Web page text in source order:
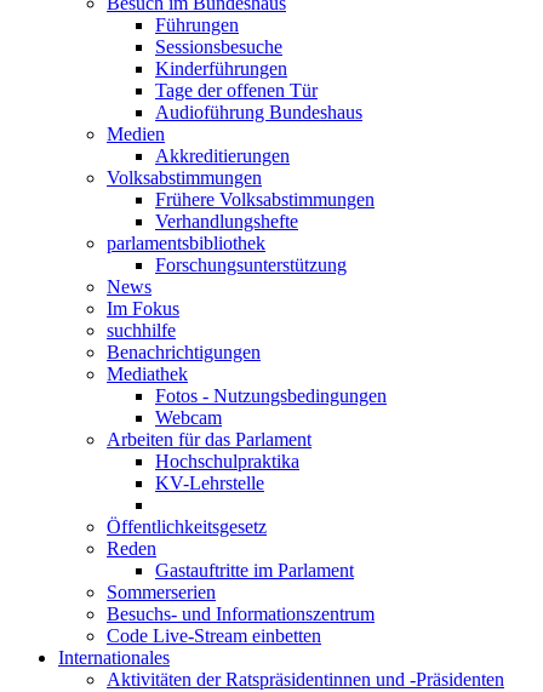
Führungen
Sessionsbesuche
Kinderführungen
Tage der offenen Tür
Audioführung Bundeshaus
Medien
Akkreditierungen
Volksabstimmungen
Frühere Volksabstimmungen
Verhandlungshefte
parlamentsbibliothek
Forschungsunterstützung
News
Im Fokus
suchhilfe
Benachrichtigungen
Mediathek
Fotos - Nutzungsbedingungen
Webcam
Arbeiten für das Parlament
Hochschulpraktika
KV-Lehrstelle
Öffentlichkeitsgesetz
Reden
Gastauftritte im Parlament
Sommerserien
Besuchs- und Informationszentrum
Code Live-Stream einbetten
Internationales
Aktivitäten der Ratspräsidentinnen und -Präsidenten